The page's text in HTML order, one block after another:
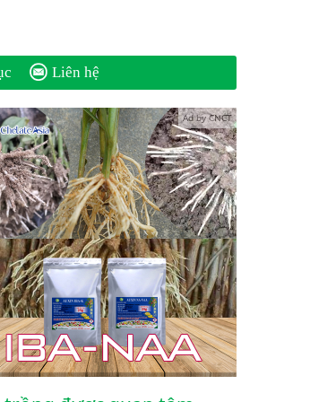
Liên hệ
Ad by CNCT